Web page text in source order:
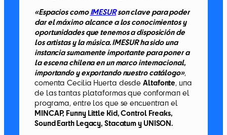
«Espacios comoIMESURson clave para poder
dar el máximo alcance a los conocimientos y
oportunidades que tenemos a disposición de
los artistas y la música. IMESUR ha sido una
instancia sumamente importante para poner a
la escena chilena en un marco internacional,
importando y exportando nuestro catálogo»,
comenta Cecilia Huerta desdeAltafonte, una
de las tantas plataformas que conforman el
programa, entre los que se encuentran el
MINCAP, Funny Little Kid, Control Freaks,
Sound Earth Legacy, Stacatum y UNISON.